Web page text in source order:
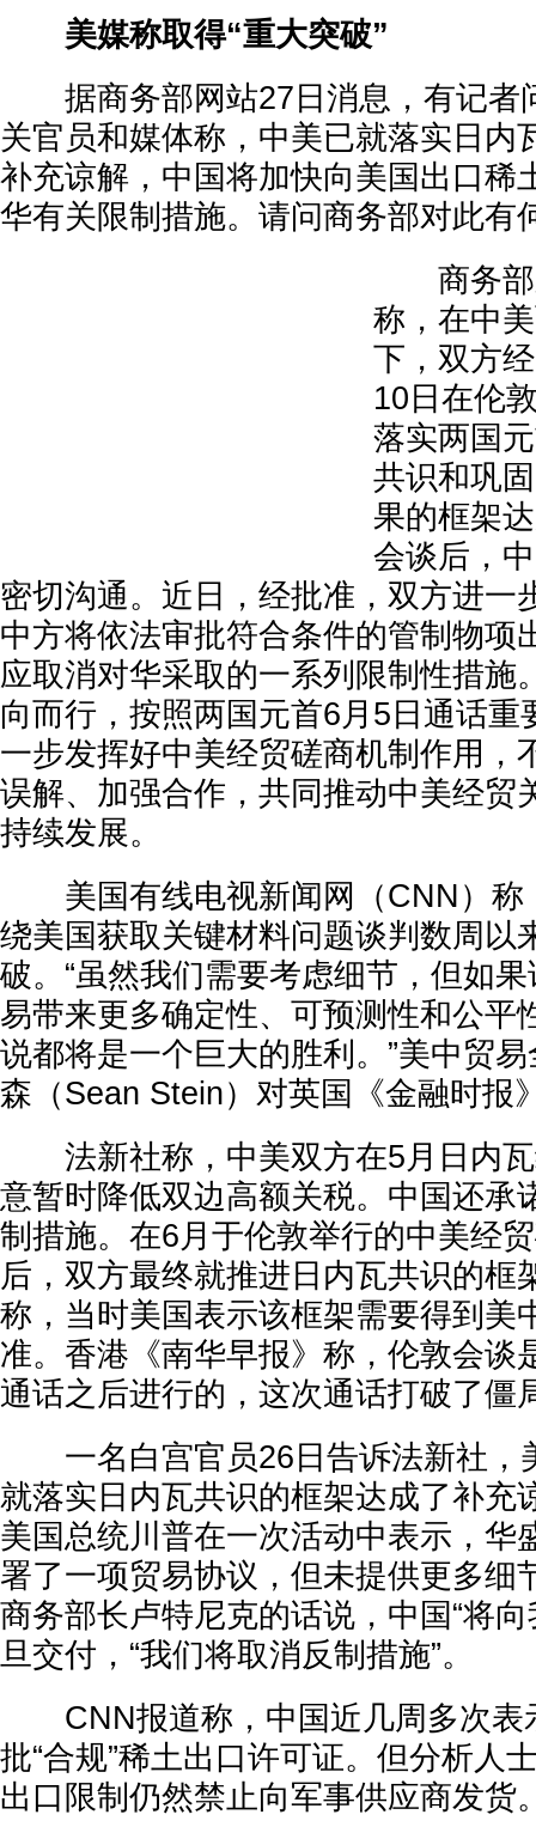
美媒称取得“重大突破”
据商务部网站27日消息，有记者
关官员和媒体称，中美已就落实日内
补充谅解，中国将加快向美国出口稀
华有关限制措施。请问商务部对此有
商务部
称，在中
下，双方
10日在伦
落实两国
共识和巩
果的框架
会谈后，
密切沟通。近日，经批准，双方进一
中方将依法审批符合条件的管制物项
应取消对华采取的一系列限制性措施
向而行，按照两国元首6月5日通话重
一步发挥好中美经贸磋商机制作用，
误解、加强合作，共同推动中美经贸
持续发展。
美国有线电视新闻网（CNN）称
绕美国获取关键材料问题谈判数周以
破。“虽然我们需要考虑细节，但如
易带来更多确定性、可预测性和公平
说都将是一个巨大的胜利。”美中贸
森（Sean Stein）对英国《金融时报
法新社称，中美双方在5月日内瓦
意暂时降低双边高额关税。中国还承
制措施。在6月于伦敦举行的中美经
后，双方最终就推进日内瓦共识的框
称，当时美国表示该框架需要得到美
准。香港《南华早报》称，伦敦会谈
通话之后进行的，这次通话打破了僵
一名白宫官员26日告诉法新社，
就落实日内瓦共识的框架达成了补充
美国总统川普在一次活动中表示，华
署了一项贸易协议，但未提供更多细
商务部长卢特尼克的话说，中国“将
旦交付，“我们将取消反制措施”。
CNN报道称，中国近几周多次表
批“合规”稀土出口许可证。但分析人
出口限制仍然禁止向军事供应商发货